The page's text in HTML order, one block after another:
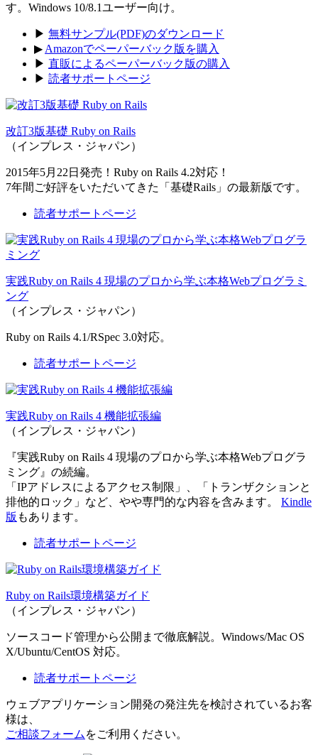
す。Windows 10/8.1ユーザー向け。
▶ 無料サンプル(PDF)のダウンロード
▶ Amazonでペーパーバック版を購入
▶ 直販によるペーパーバック版の購入
▶ 読者サポートページ
改訂3版基礎 Ruby on Rails
（インプレス・ジャパン）
2015年5月22日発売！Ruby on Rails 4.2対応！
7年間ご好評をいただいてきた「基礎Rails」の最新版です。
読者サポートページ
実践Ruby on Rails 4 現場のプロから学ぶ本格Webプログラミ
ング
（インプレス・ジャパン）
Ruby on Rails 4.1/RSpec 3.0対応。
読者サポートページ
実践Ruby on Rails 4 機能拡張編
（インプレス・ジャパン）
『実践Ruby on Rails 4 現場のプロから学ぶ本格Webプログラ
ミング』の続編。
「IPアドレスによるアクセス制限」、「トランザクションと
排他的ロック」など、やや専門的な内容を含みます。 Kindle
版 もあります。
読者サポートページ
Ruby on Rails環境構築ガイド
（インプレス・ジャパン）
ソースコード管理から公開まで徹底解説。Windows/Mac OS
X/Ubuntu/CentOS 対応。
読者サポートページ
ウェブアプリケーション開発の発注先を検討されているお客
様は、
ご相談フォーム をご利用ください。